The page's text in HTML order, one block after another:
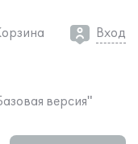
Вход
версия"